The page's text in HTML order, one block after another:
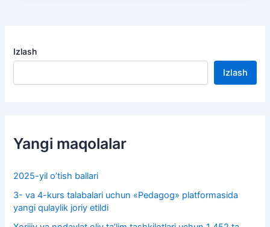
Izlash
Izlash
Yangi maqolalar
2025-yil o’tish ballari
3- va 4-kurs talabalari uchun «Pedagog» platformasida
yangi qulaylik joriy etildi